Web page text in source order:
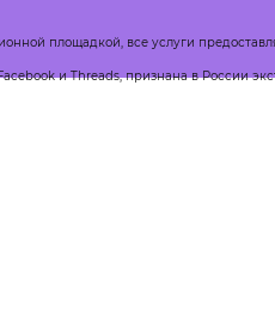
площадкой, все услуги
и Threads, признана в России